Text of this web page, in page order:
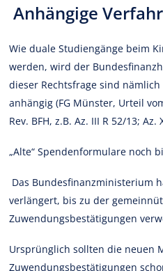
Anhängige
Wie duale Studiengänge beim
werden, wird der
dieser Rechtsfrage sind
anhängig (FG Münster, Urteil
Rev. BFH, z.B. Az. III R 52/13; Az.
„Alte“ Spendenformulare noch
Das Bundesfinanzministerium
verlängert, bis zu der
Zuwendungsbestätigungen
Ursprünglich sollten die neuen
Zuwendungsbestätigungen